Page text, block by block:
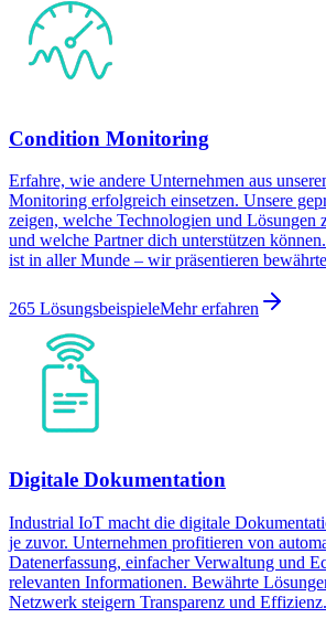
Condition Monitoring
Erfahre, wie andere Unternehmen aus
Monitoring erfolgreich einsetzen. Unsere
zeigen, welche Technologien und Lösungen
und welche Partner dich unterstützen
ist in aller Munde – wir präsentieren
265 LösungsbeispieleMehr erfahren
Digitale Dokumentation
Industrial IoT macht die digitale
je zuvor. Unternehmen profitieren von
Datenerfassung, einfacher Verwaltung und
relevanten Informationen. Bewährte
Netzwerk steigern Transparenz und Effizienz.